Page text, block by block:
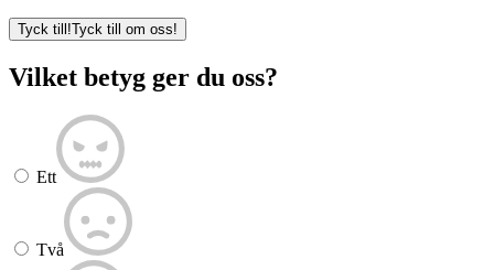
Tyck till!Tyck till om oss!
Vilket betyg ger du oss?
Ett
Två